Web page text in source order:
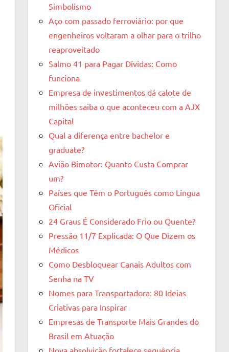
Simbolismo
Aço com passado ferroviário: por que
engenheiros voltaram a olhar para o trilho
reaproveitado
Salmo 41 para Pagar Dívidas: Como
funciona
Empresa de investimentos dá calote de
milhões saiba o que aconteceu com a AJX
Capital
Qual a diferença entre bachelor e
graduate?
Avião Bimotor: Quanto Custa Comprar
um?
Países que Têm o Português como Língua
Oficial
24 Graus É Considerado Frio ou Quente?
Pressão 11/7 Explicada: O Que Dizem os
Médicos
Como Desbloquear Canais Adultos com
Senha na TV
Nomes para Transportadora: 80 Ideias
Criativas para Inspirar
Empresas de Transporte Mais Grandes do
Brasil em Atuação
Nova absolvição fortalece sequência